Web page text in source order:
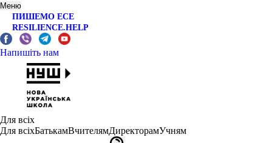
Меню
ПИШЕМО ЕСЕ
RESILIENCE.HELP
Напишіть нам
Для всіх
Для всіхБатькамВчителямДиректорамУчням